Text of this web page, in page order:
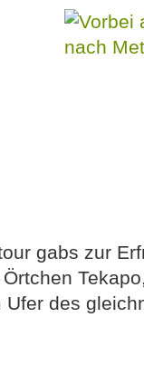
gabs zur
Ufer des